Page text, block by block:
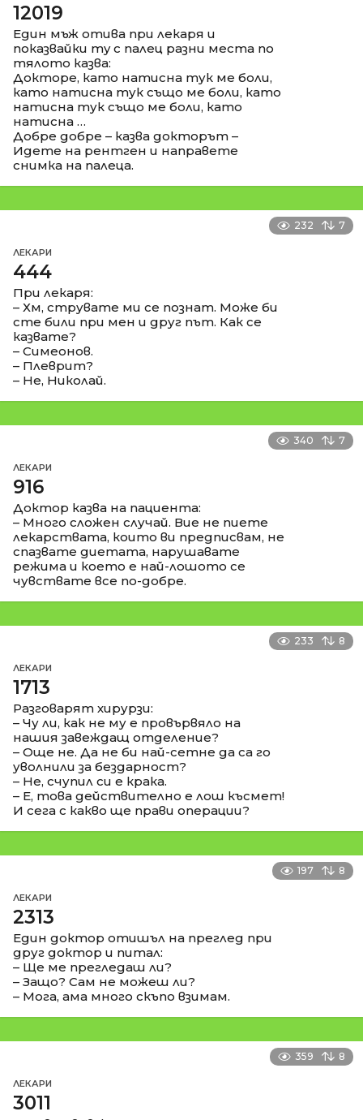
12019
Един мъж отива при лекаря и
показвайки my с палец разни места по
тялото казва:
Докторе, като натисна тук ме боли,
като натисна тук също ме боли, като
натисна тук също ме боли, като
натисна …
Добре добре – казва докторът –
Идете на рентген и направете
снимка на палеца.
232 7
ЛЕКАРИ
444
При лекаря:
– Хм, струвате ми се познат. Може би
сте били при мен и друг път. Как се
казвате?
– Симеонов.
– Плеврит?
– Не, Николай.
340 7
ЛЕКАРИ
916
Доктор казва на пациента:
– Много сложен случай. Вие не пиете
лекарствата, които ви предписвам, не
спазвате диетата, нарушавате
режима и което е най-лошото се
чувствате все по-добре.
233 8
ЛЕКАРИ
1713
Разговарят хирурзи:
– Чу ли, как не му е провървяло на
нашия завеждащ отделение?
– Още не. Да не би най-сетне да са го
уволнили за бездарност?
– Не, счупил си е крака.
– Е, това действително е лош късмет!
И сега с какво ще прави операции?
197 8
ЛЕКАРИ
2313
Един доктор отишъл на преглед при
друг доктор и питал:
– Ще ме прегледаш ли?
– Защо? Сам не можеш ли?
– Мога, ама много скъпо взимам.
359 8
ЛЕКАРИ
3011